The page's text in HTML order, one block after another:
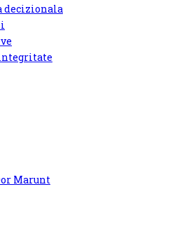
decizionala
Marunt